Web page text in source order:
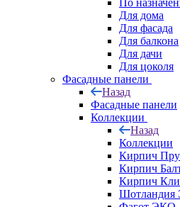
По
Для дома
Для фасада
Для балкона
Для дачи
Для цоколя
Фасадные панели
Назад
Фасадные панели
Коллекции
Назад
Коллекции
Кирпич
Кирпич
Кирпич